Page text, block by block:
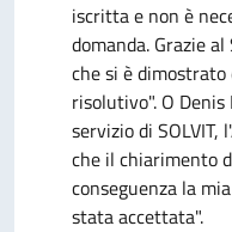
iscritta e non è
domanda. Grazie
che si è dimostrato
risolutivo". O Denis
servizio di
che il chiarimento
conseguenza la
stata accettata".